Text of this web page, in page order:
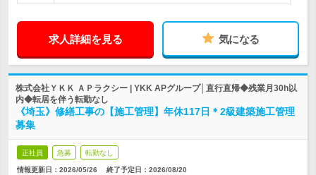
求人詳細を見る 気になる
株式会社ＹＫＫ ＡＰラクシー | YKK APグループ│直行直帰◆残業月30h以
内◆転居を伴う転勤なし
《埼玉》修繕工事の【施工管理】年休117日＊2級建築施工管理
募集
正社員 急募 転勤なし
情報更新日：2026/05/26 終了予定日： 2026/08/20